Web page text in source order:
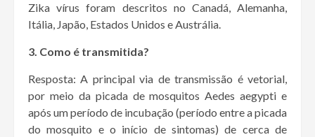
Zika vírus foram descritos no Canadá, Alemanha,
Itália, Japão, Estados Unidos e Austrália.
3. Como é transmitida?
Resposta: A principal via de transmissão é vetorial,
por meio da picada de mosquitos Aedes aegypti e
após um período de incubação (período entre a picada
do mosquito e o início de sintomas) de cerca de